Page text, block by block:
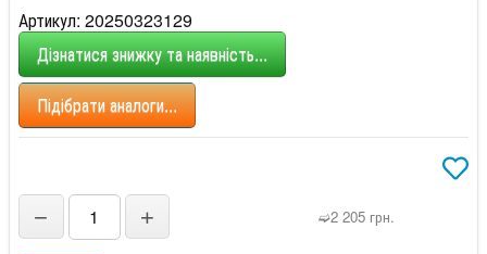
Артикул: 20250323129
Дізнатися знижку та наявність...
Підібрати аналоги...
− + ➫2 205 грн.